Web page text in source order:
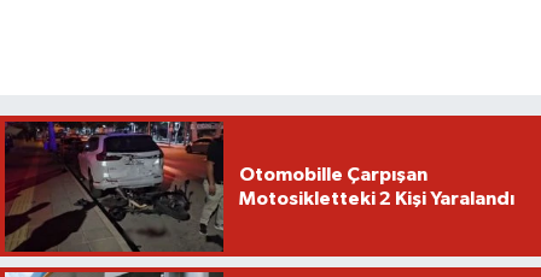
Otomobille Çarpışan
Motosikletteki 2 Kişi Yaralandı